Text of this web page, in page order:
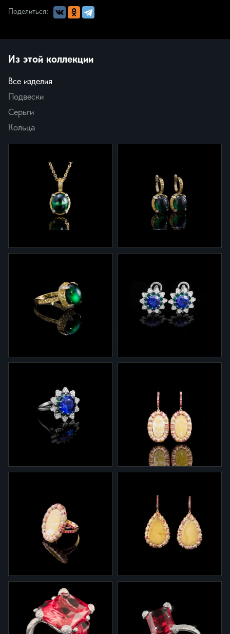
Поделиться:
Из этой коллекции
Все изделия
Подвески
Серьги
Кольца
Колье 9-204 из желтого
золота с изумрудом,
желтыми сапфирами и
бриллиантами
Серьги 2-204 из желтого
золота с изумрудами,
желтыми сапфирами и
бриллиантами
Кольцо 1-204 из желтого
золота с изумрудом,
желтыми сапфирами и
бриллиантами
Серьги 2-290 из белого
золота с
сапфирами,изумрудами и
бриллиантами
Кольцо 1-290 из белого
золота с сапфиром,
изумрудами и бриллиантами
Серьги 2-718 из желтого
золота с янтарем,
сапфирами и бриллиантами
1-718
Кольцо 1-718 из желтого
золота с янтарем,
2-718/2
Серьги "High jewelry" 2-
732/4 из желтого золота с